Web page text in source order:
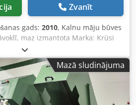
Zvanīt
gads: 2010, Kalnu māju būves
maz izmantota Marka: Krüsi
CMI 40 Izgatavošanas gads:
Rundkoka stūru savienojumi līdz
vienība: 1 gab Frēzes: 3 gab
200 mm Apstrādājamā
Svars: apmēram 2200 kg Kopējā
[norādīt kW] Atrašanās vieta:
Mazā sludinājuma